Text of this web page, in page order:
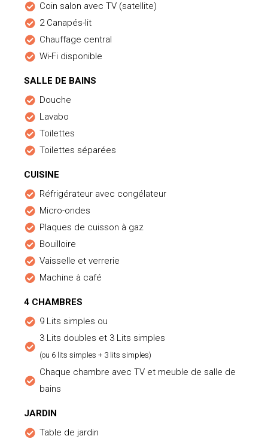
Coin salon avec TV (satellite)
2 Canapés-lit
Chauffage central
Wi-Fi disponible
SALLE DE BAINS
Douche
Lavabo
Toilettes
Toilettes séparées
CUISINE
Réfrigérateur avec congélateur
Micro-ondes
Plaques de cuisson à gaz
Bouilloire
Vaisselle et verrerie
Machine à café
4 CHAMBRES
9 Lits simples ou
3 Lits doubles et 3 Lits simples
(ou 6 lits simples + 3 lits simples)
Chaque chambre avec TV et meuble de salle de
bains
JARDIN
Table de jardin